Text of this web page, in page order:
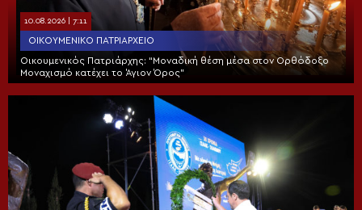
10.08.2026 | 7:11
ΟΙΚΟΥΜΕΝΙΚΌ ΠΑΤΡΙΑΡΧΕΊΟ
Οικουμενικός Πατριάρχης: “Μοναδική θέση μέσα στον Ορθόδοξο
Μοναχισμό κατέχει το Άγιον Όρος”